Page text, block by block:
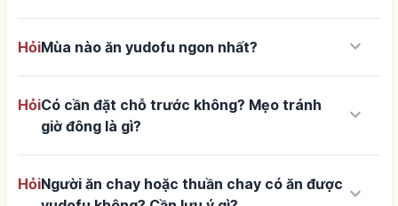
HỏiMùa nào ăn yudofu ngon nhất? keyboard_arrow_down
HỏiCó cần đặt chỗ trước không? Mẹo tránh
giờ đông là gì?
keyboard_arrow_down
HỏiNgười ăn chay hoặc thuần chay có ăn được keyboard_arrow_down